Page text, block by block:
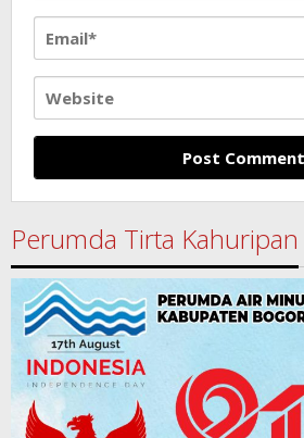
Perumda Tirta Kahuripan